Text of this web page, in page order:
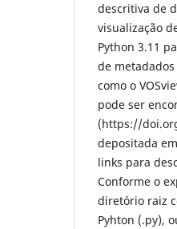
descritiva de
visualização
Python 3.11
de
como o
pode ser
(https://
depositada
links para
Conforme o
diretório raiz
Pyhton (.py),